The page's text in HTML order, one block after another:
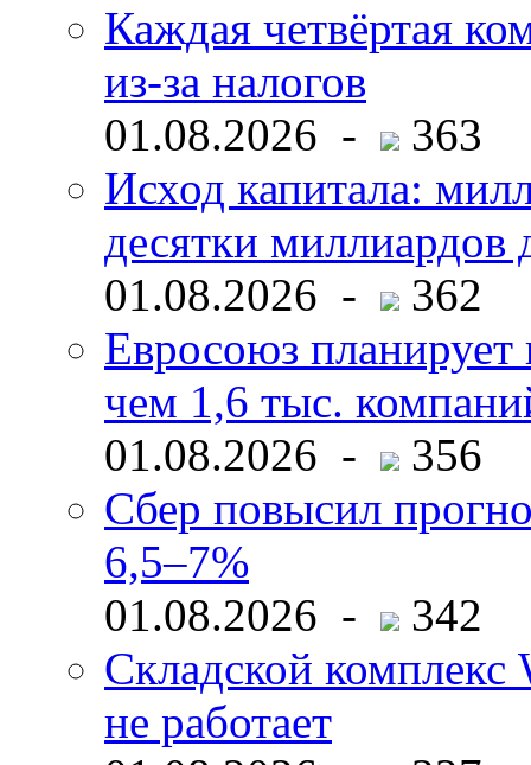
Каждая четвёртая
из-за налогов
01.08.2026 -
363
Исход капитала:
десятки миллиардов
01.08.2026 -
362
Евросоюз планирует
чем 1,6 тыс.
01.08.2026 -
356
Сбер повысил
6,5–7%
01.08.2026 -
342
Складской комплекс
не работает